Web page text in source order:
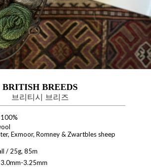
BRITISH BREEDS
브리티시 브리즈
100%
Exmoor, Romney & Zwartbles sheep
/ 25g, 85m
3.0mm-3.25mm